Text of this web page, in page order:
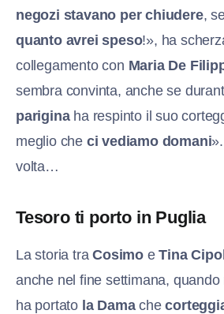
negozi stavano per chiudere,
quanto avrei speso!», ha
collegamento con Maria De
sembra convinta, anche se
pariginaha respinto il suo
meglio che ci vediamo domani
volta…
Tesoro ti porto in Puglia
La storia traCosimo eTina
anche nel fine settimana, quando
ha portato la Damache